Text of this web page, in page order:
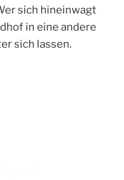
sich hineinwagt
in eine andere
sich lassen.